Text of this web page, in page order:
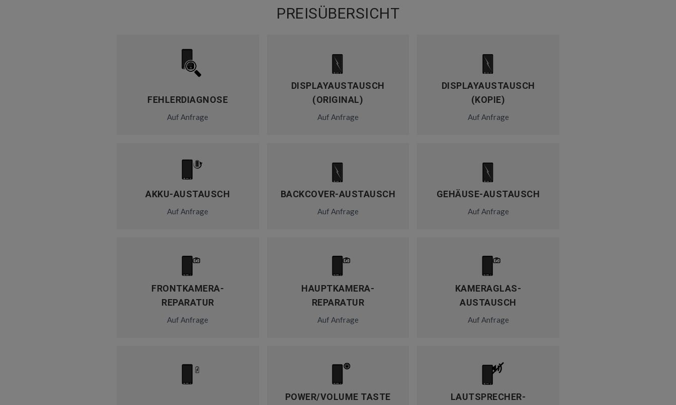
PREISÜBERSICHT
FEHLERDIAGNOSE
Auf Anfrage
DISPLAYAUSTAUSCH
(ORIGINAL)
Auf Anfrage
DISPLAYAUSTAUSCH
(KOPIE)
Auf Anfrage
AKKU-AUSTAUSCH
Auf Anfrage
BACKCOVER-AUSTAUSCH
Auf Anfrage
GEHÄUSE-AUSTAUSCH
Auf Anfrage
FRONTKAMERA-
REPARATUR
Auf Anfrage
HAUPTKAMERA-
REPARATUR
Auf Anfrage
KAMERAGLAS-
AUSTAUSCH
Auf Anfrage
POWER/VOLUME TASTE
LAUTSPRECHER-